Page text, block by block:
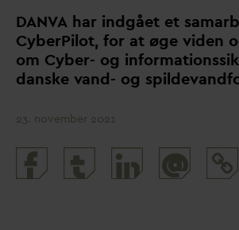
DANVA har indgået et
CyberPilot, for at øge viden
om Cyber- og
danske vand- og spildev
23. november 2021
@